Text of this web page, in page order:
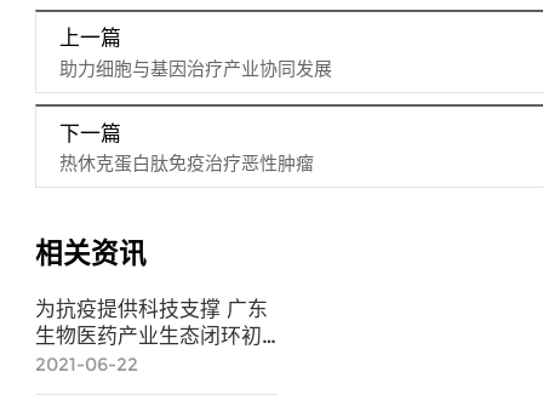
上一篇
助力细胞与基因治疗产业协同发展
下一篇
热休克蛋白肽免疫治疗恶性肿瘤
相关资讯
为抗疫提供科技支撑 广东
生物医药产业生态闭环初
步构建
2021-06-22